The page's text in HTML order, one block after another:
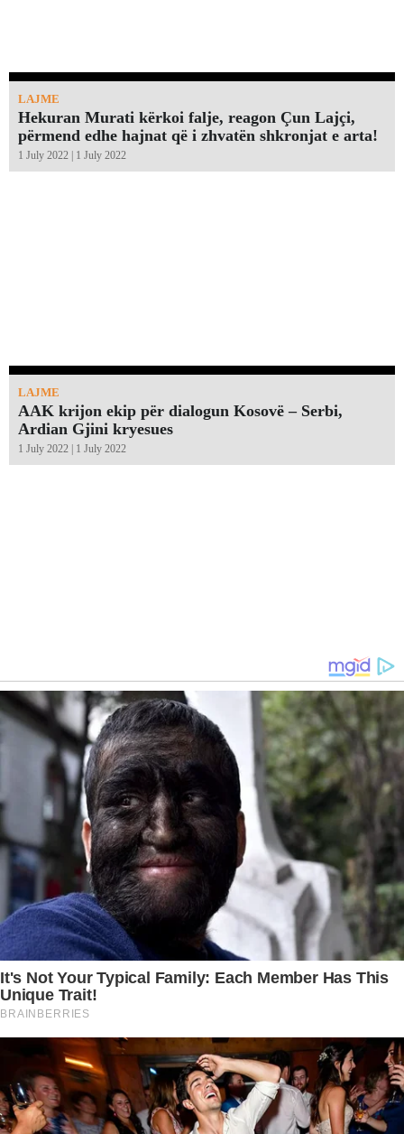
LAJME
Hekuran Murati kërkoi falje, reagon Çun Lajçi,
përmend edhe hajnat që i zhvatën shkronjat e arta!￼
1 July 2022 | 1 July 2022
LAJME
AAK krijon ekip për dialogun Kosovë – Serbi,
Ardian Gjini kryesues
1 July 2022 | 1 July 2022